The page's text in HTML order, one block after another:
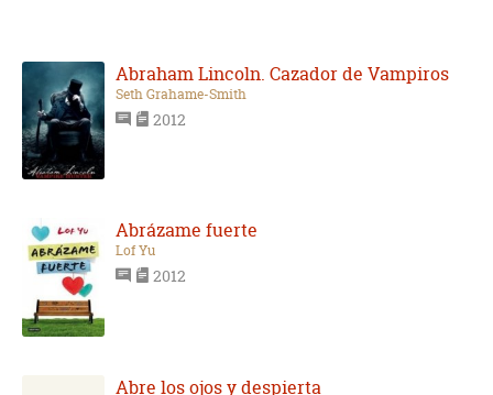
Abraham Lincoln. Cazador de Vampiros
Seth Grahame-Smith
2012
Abrázame fuerte
Lof Yu
2012
Abre los ojos y despierta